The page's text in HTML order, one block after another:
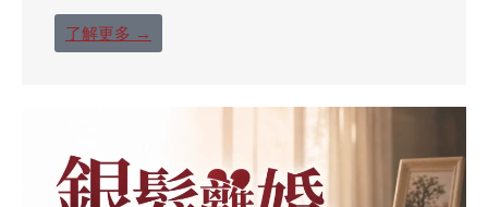
了解更多 →